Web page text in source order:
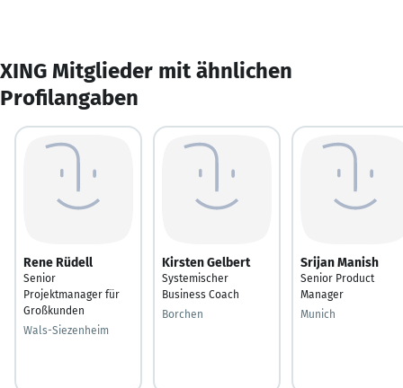
XING Mitglieder mit ähnlichen
Profilangaben
Rene Rüdell
Senior
Projektmanager für
Großkunden
Wals-Siezenheim
Kirsten Gelbert
Systemischer
Business Coach
Borchen
Srijan Manish
Senior Product
Manager
Munich